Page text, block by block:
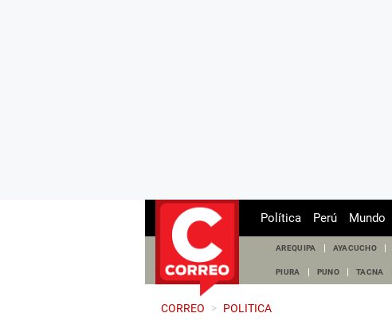
Política Perú Mundo
AREQUIPA AYACUCHO
PIURA PUNO TACNA
CORREO > POLITICA